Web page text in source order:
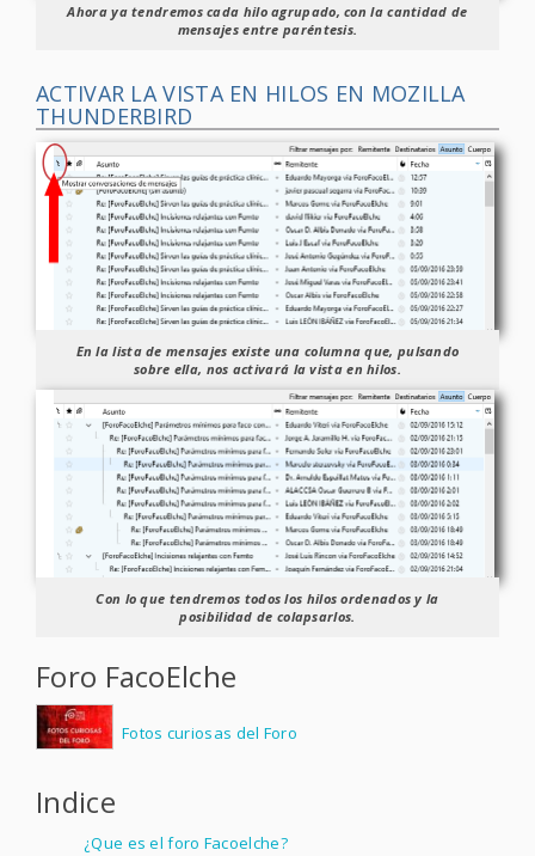
Ahora ya tendremos cada hilo agrupado, con la cantidad de
mensajes entre paréntesis.
ACTIVAR LA VISTA EN HILOS EN MOZILLA
THUNDERBIRD
En la lista de mensajes existe una columna que, pulsando
sobre ella, nos activará la vista en hilos.
Con lo que tendremos todos los hilos ordenados y la
posibilidad de colapsarlos.
Foro FacoElche
Fotos curiosas del Foro
Indice
¿Que es el foro Facoelche?